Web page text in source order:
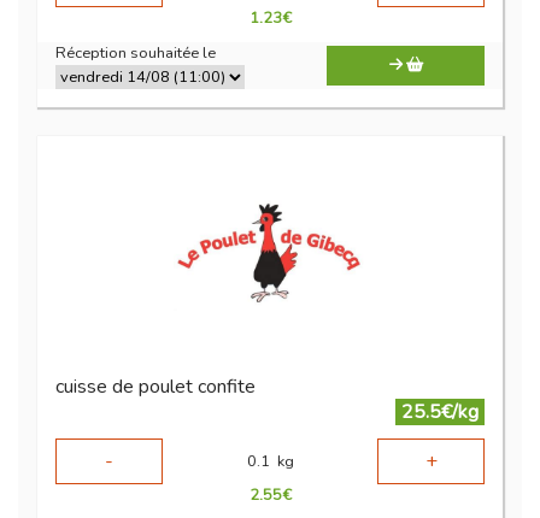
1.23€
Réception souhaitée le
cuisse de poulet confite
25.5€/kg
-
0.1 kg +
2.55€